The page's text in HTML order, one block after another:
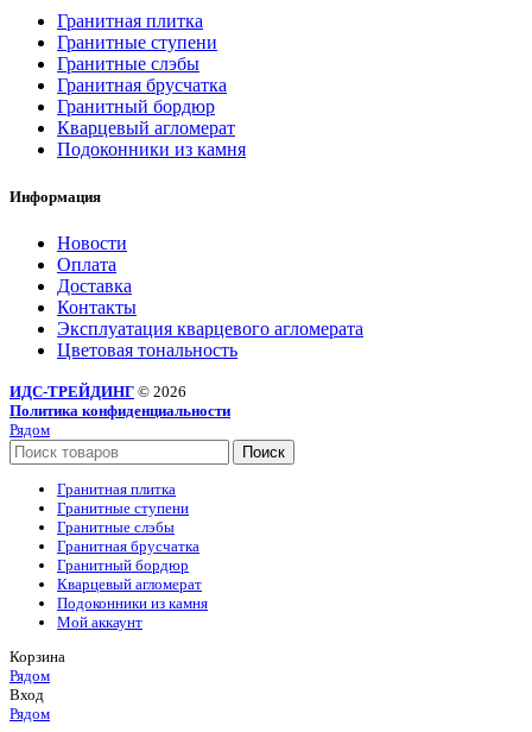
Гранитная плитка
Гранитные ступени
Гранитные слэбы
Гранитная брусчатка
Гранитный бордюр
Кварцевый агломерат
Подоконники из камня
Информация
Новости
Оплата
Доставка
Контакты
Эксплуатация кварцевого агломерата
Цветовая тональность
ИДС-ТРЕЙДИНГ © 2026
Политика конфиденциальности
Рядом
Поиск
Гранитная плитка
Гранитные ступени
Гранитные слэбы
Гранитная брусчатка
Гранитный бордюр
Кварцевый агломерат
Подоконники из камня
Мой аккаунт
Корзина
Рядом
Вход
Рядом